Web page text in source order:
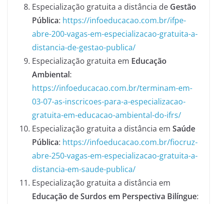
Especialização gratuita a distância de Gestão
Pública: https://infoeducacao.com.br/ifpe-
abre-200-vagas-em-especializacao-gratuita-a-
distancia-de-gestao-publica/
Especialização gratuita em Educação
Ambiental:
https://infoeducacao.com.br/terminam-em-
03-07-as-inscricoes-para-a-especializacao-
gratuita-em-educacao-ambiental-do-ifrs/
Especialização gratuita a distância em Saúde
Pública: https://infoeducacao.com.br/fiocruz-
abre-250-vagas-em-especializacao-gratuita-a-
distancia-em-saude-publica/
Especialização gratuita a distância em
Educação de Surdos em Perspectiva Bilíngue: